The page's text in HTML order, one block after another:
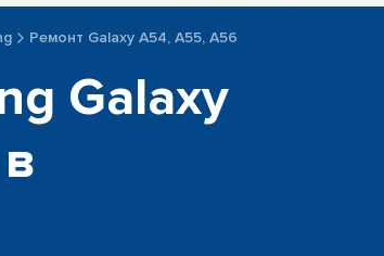
Ремонт Galaxy A54, A55, A56
Galaxy